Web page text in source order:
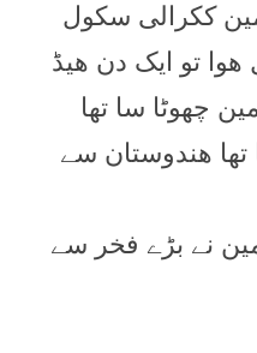
ککرالی سکول
تو ایک دن ھیڈ
چھوٹا سا تھا
تھا ھندوستان سے
مین نے بڑے فخر سے